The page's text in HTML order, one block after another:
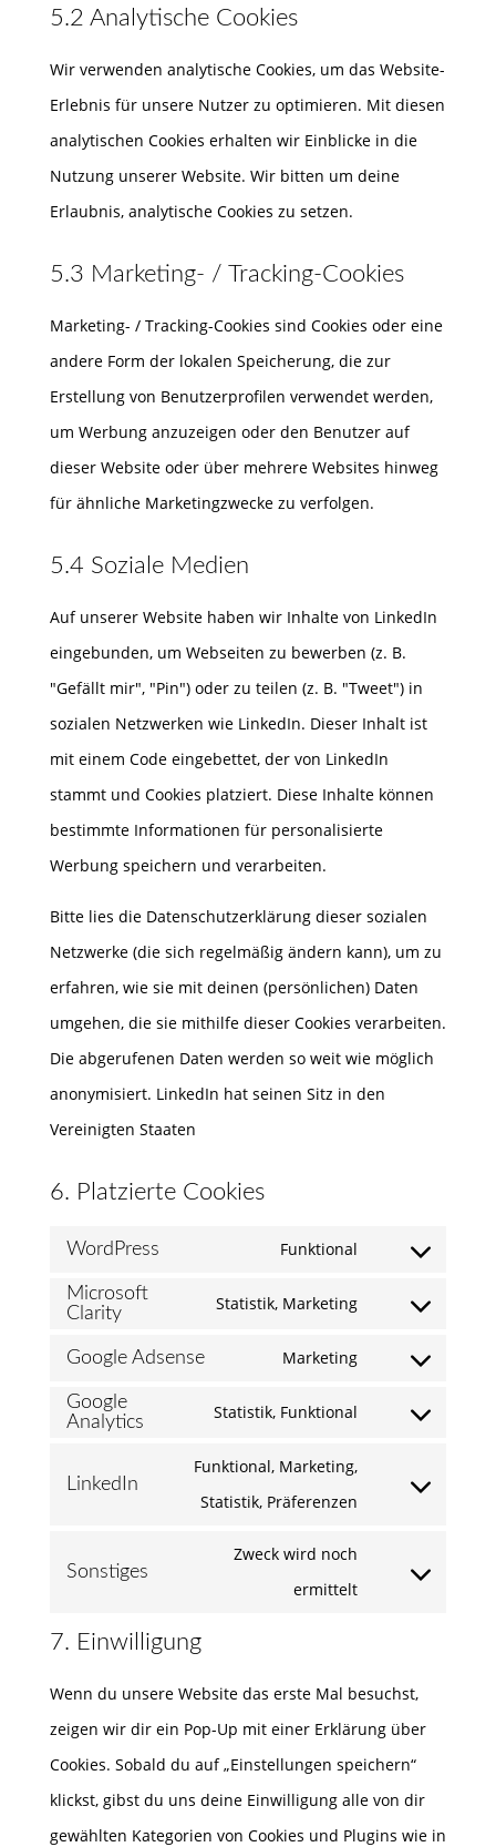
5.2 Analytische Cookies
Wir verwenden analytische Cookies, um das Website-
Erlebnis für unsere Nutzer zu optimieren. Mit diesen
analytischen Cookies erhalten wir Einblicke in die
Nutzung unserer Website. Wir bitten um deine
Erlaubnis, analytische Cookies zu setzen.
5.3 Marketing- / Tracking-Cookies
Marketing- / Tracking-Cookies sind Cookies oder eine
andere Form der lokalen Speicherung, die zur
Erstellung von Benutzerprofilen verwendet werden,
um Werbung anzuzeigen oder den Benutzer auf
dieser Website oder über mehrere Websites hinweg
für ähnliche Marketingzwecke zu verfolgen.
5.4 Soziale Medien
Auf unserer Website haben wir Inhalte von LinkedIn
eingebunden, um Webseiten zu bewerben (z. B.
"Gefällt mir", "Pin") oder zu teilen (z. B. "Tweet") in
sozialen Netzwerken wie LinkedIn. Dieser Inhalt ist
mit einem Code eingebettet, der von LinkedIn
stammt und Cookies platziert. Diese Inhalte können
bestimmte Informationen für personalisierte
Werbung speichern und verarbeiten.
Bitte lies die Datenschutzerklärung dieser sozialen
Netzwerke (die sich regelmäßig ändern kann), um zu
erfahren, wie sie mit deinen (persönlichen) Daten
umgehen, die sie mithilfe dieser Cookies verarbeiten.
Die abgerufenen Daten werden so weit wie möglich
anonymisiert. LinkedIn hat seinen Sitz in den
Vereinigten Staaten
6. Platzierte Cookies
WordPress Funktional
Consent
wordpress
Microsoft
Clarity
Statistik, Marketing
Consent
microsoft-
Google Adsense Marketing
Consent
google-
Google
Analytics
Statistik, Funktional
Consent
service
analytics
LinkedIn
Funktional, Marketing,
Statistik, Präferenzen
Consent
service
Sonstiges
Zweck wird noch
ermittelt
Consent
sonstiges
7. Einwilligung
Wenn du unsere Website das erste Mal besuchst,
zeigen wir dir ein Pop-Up mit einer Erklärung über
Cookies. Sobald du auf „Einstellungen speichern“
klickst, gibst du uns deine Einwilligung alle von dir
gewählten Kategorien von Cookies und Plugins wie in